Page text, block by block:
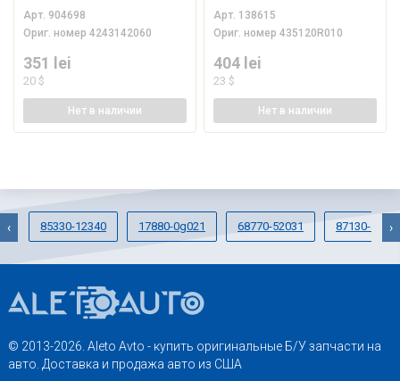
Арт. 904698
Ориг. номер4243142060
351 lei
20 $
Нет в наличии
Арт. 138615
Ориг. номер435120R010
404 lei
23 $
Нет в наличии
85330-12340 17880-0g021 68770-52031 87130-
‹ ›
© 2013-2026. Aleto Avto - купить оригинальные Б/У запчасти на
авто. Доставка и продажа авто из США